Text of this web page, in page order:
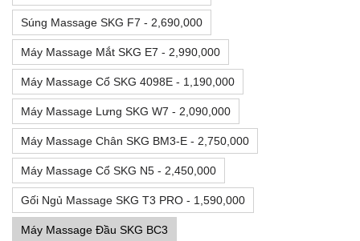
Súng Massage SKG F7 - 2,690,000
Máy Massage Mắt SKG E7 - 2,990,000
Máy Massage Cổ SKG 4098E - 1,190,000
Máy Massage Lưng SKG W7 - 2,090,000
Máy Massage Chân SKG BM3-E - 2,750,000
Máy Massage Cổ SKG N5 - 2,450,000
Gối Ngủ Massage SKG T3 PRO - 1,590,000
Máy Massage Đầu SKG BC3